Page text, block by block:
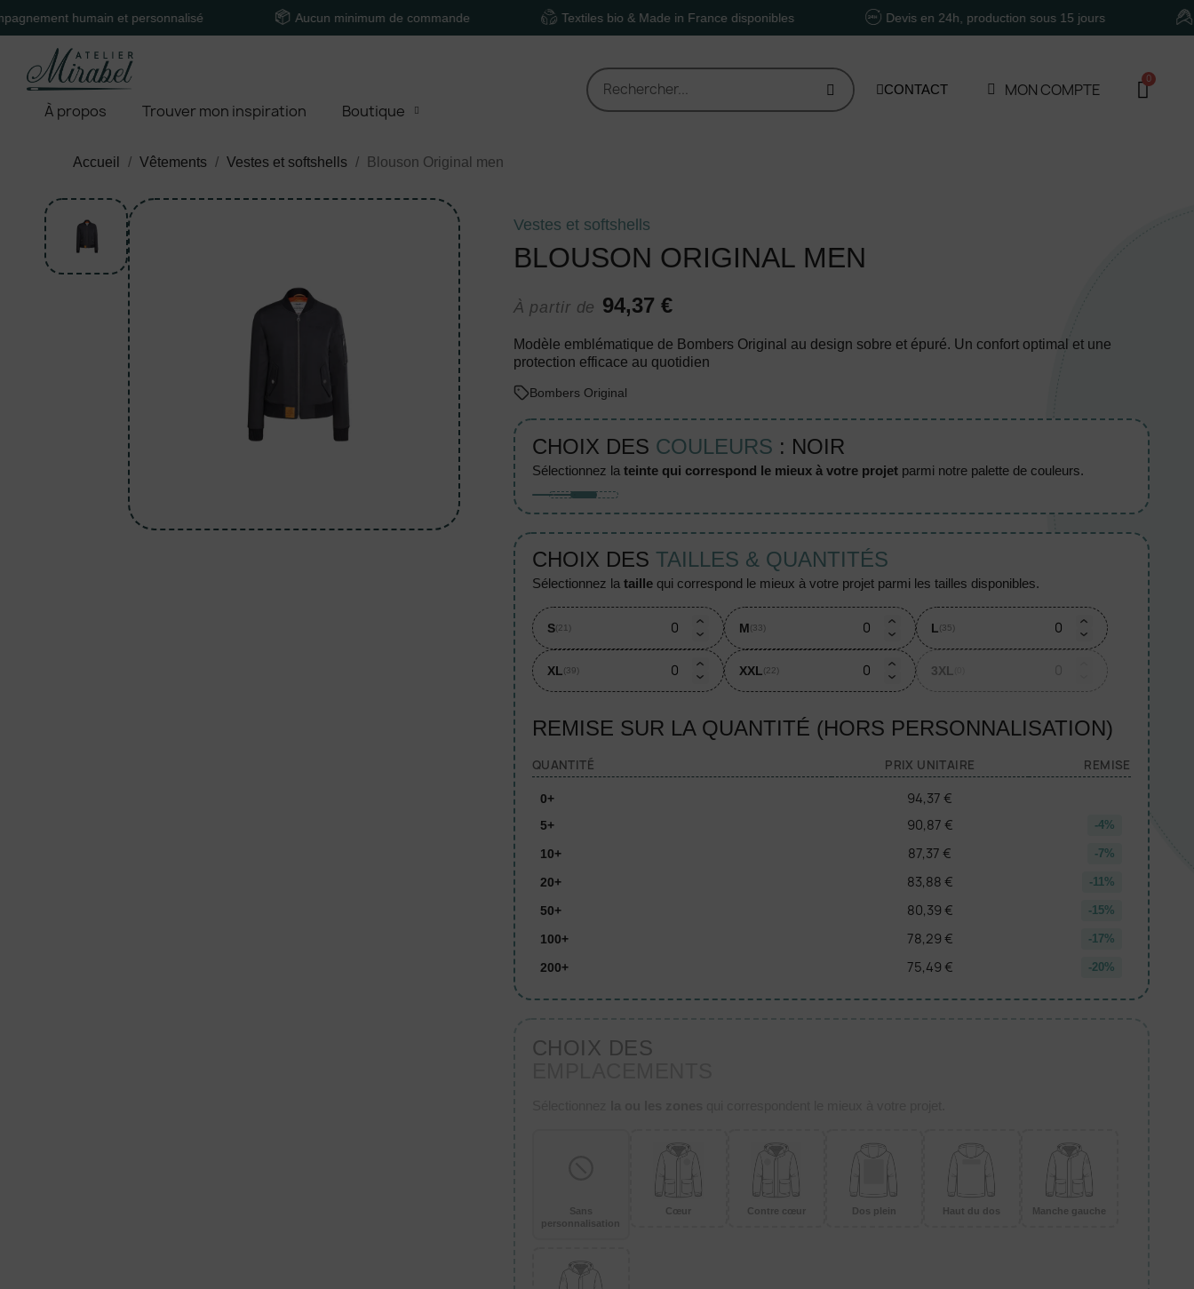
humain et personnalisé Aucun minimum de commande Textiles bio & Made in France disponibles Devis en 24h, production sous 15 jours Un
À propos Trouver mon inspiration Boutique
CONTACT MON COMPTE
Accueil Vêtements Vestes et softshells Blouson Original men
Vestes et softshells
BLOUSON ORIGINAL MEN
À partir de 94,37 €
Modèle emblématique de Bombers Original au design sobre et épuré. Un confort optimal et une
protection efficace au quotidien
Bombers Original
CHOIX DES COULEURS : NOIR
sélectionnez la teinte qui correspond le mieux à votre projetparmi notre palette de couleurs.
CHOIX DES TAILLES & QUANTITÉS
sélectionnez la taillequi correspond le mieux à votre projet parmi les tailles disponibles.
S(21) M(33) L(35)
XL(39) XXL(22) 3XL
REMISE SUR LA QUANTITÉ (HORS PERSONNALISATION)
QUANTITÉ PRIX UNITAIRE REMISE
0+ 94,37 €
5+ 90,87 € -4%
10+ 87,37 € -7%
20+ 83,88 € -11%
50+ 80,39 € -15%
100+ 78,29 € -17%
200+ 75,49 € -20%
CHOIX DES
Sans
personnalisation
Cœur Contre cœur Dos plein Haut du dos Manche gauche